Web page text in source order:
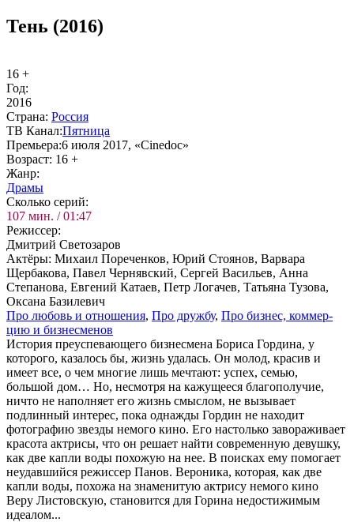
Тень (2016)
16 +
Год:
2016
Стра­на: Рос­сия
ТВ Ка­нал:Пят­ни­ца
Пре­мье­ра:6 июля 2017, «Cinedoc»
Воз­раст: 16 +
Жанр:
Дра­мы
Сколь­ко се­рий:
107 мин. / 01:47
Ре­жис­сер:
Дмитрий Светозаров
Ак­тё­ры: Михаил Пореченков, Юрий Стоянов, Варвара
Щербакова, Павел Чернявский, Сергей Васильев, Анна
Степанова, Евгений Катаев, Петр Логачев, Татьяна Тузова,
Оксана Базилевич
Про лю­бовь и от­но­ше­ния, Про друж­бу, Про биз­нес, ком­мер­
цию и биз­нес­ме­нов
История преуспевающего бизнесмена Бориса Гордина, у
которого, казалось бы, жизнь удалась. Он молод, красив и
имеет все, о чем многие лишь мечтают: успех, семью,
большой дом… Но, несмотря на кажущееся благополучие,
ничто не наполняет его жизнь смыслом, не вызывает
подлинный интерес, пока однажды Гордин не находит
фотографию звезды немого кино. Его настолько завораживает
красота актрисы, что он решает найти современную девушку,
как две капли воды похожую на нее. В поисках ему помогает
неудавшийся режиссер Панов. Вероника, которая, как две
капли воды, похожа на знаменитую актрису немого кино
Веру Листовскую, становится для Горина недостижимым
идеалом...